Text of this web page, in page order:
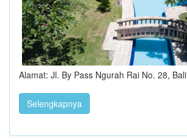
Alamat: Jl. By Pass Ngurah Rai No. 28, Bali
Selengkapnya